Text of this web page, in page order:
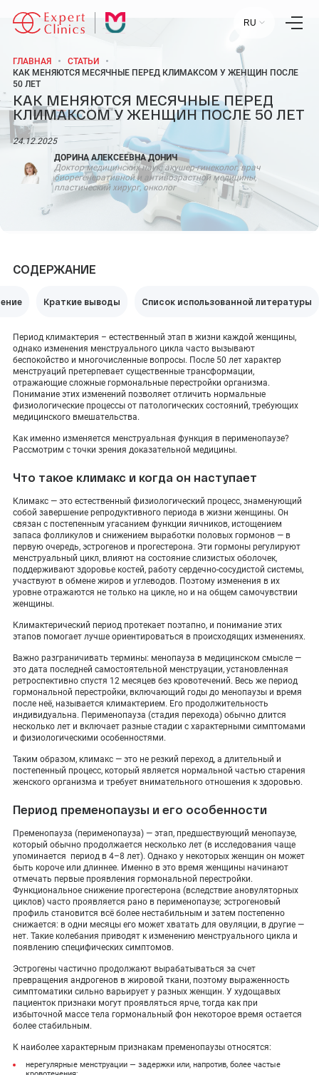
Главная
Услуги
Специалисты
Лаборатория
Статьи
Пресс-центр
Контакты
Отзывы
Научный центр
ПН-ПТ:
ПОКАЗАТЬ НА КАРТЕ
ADMIN@EXPERTCLINICS.RU
RU
ГЛАВНАЯ
СТАТЬИ
КАК МЕНЯЮТСЯ МЕСЯЧНЫЕ ПЕРЕД КЛИМАКСОМ У ЖЕНЩИН ПОСЛЕ
50 ЛЕТ
КАК МЕНЯЮТСЯ МЕСЯЧНЫЕ ПЕРЕД
КЛИМАКСОМ У ЖЕНЩИН ПОСЛЕ 50 ЛЕТ
24.12.2025
ДОРИНА АЛЕКСЕЕВНА ДОНИЧ
Доктор медицинских наук; акушер-гинеколог, врач
биорегенеративной и антивозрастной медицины,
пластический хирург, онколог
СОДЕРЖАНИЕ
Краткие выводы Список использованной литературы
Период климактерия – естественный этап в жизни каждой женщины,
однако изменения менструального цикла часто вызывают
беспокойство и многочисленные вопросы. После 50 лет характер
менструаций претерпевает существенные трансформации,
отражающие сложные гормональные перестройки организма.
Понимание этих изменений позволяет отличить нормальные
физиологические процессы от патологических состояний, требующих
медицинского вмешательства.
Как именно изменяется менструальная функция в перименопаузе?
Рассмотрим с точки зрения доказательной медицины.
Что такое климакс и когда он наступает
Климакс — это естественный физиологический процесс, знаменующий
собой завершение репродуктивного периода в жизни женщины. Он
связан с постепенным угасанием функции яичников, истощением
запаса фолликулов и снижением выработки половых гормонов — в
первую очередь, эстрогенов и прогестерона. Эти гормоны регулируют
менструальный цикл, влияют на состояние слизистых оболочек,
поддерживают здоровье костей, работу сердечно-сосудистой системы,
участвуют в обмене жиров и углеводов. Поэтому изменения в их
уровне отражаются не только на цикле, но и на общем самочувствии
женщины.
Климактерический период протекает поэтапно, и понимание этих
этапов помогает лучше ориентироваться в происходящих изменениях.
Важно разграничивать термины: менопауза в медицинском смысле —
это дата последней самостоятельной менструации, установленная
ретроспективно спустя 12 месяцев без кровотечений. Весь же период
гормональной перестройки, включающий годы до менопаузы и время
после неё, называется климактерием. Его продолжительность
индивидуальна. Перименопауза (стадия перехода) обычно длится
несколько лет и включает разные стадии с характерными симптомами
и физиологическими особенностями.
Таким образом, климакс — это не резкий переход, а длительный и
постепенный процесс, который является нормальной частью старения
женского организма и требует внимательного отношения к здоровью.
Период пременопаузы и его особенности
Пременопауза (перименопауза) — этап, предшествующий менопаузе,
который обычно продолжается несколько лет (в исследования чаще
упоминается период в 4–8 лет). Однако у некоторых женщин он может
быть короче или длиннее. Именно в это время женщины начинают
отмечать первые проявления гормональной перестройки.
Функциональное снижение прогестерона (вследствие ановуляторных
циклов) часто проявляется рано в перименопаузе; эстрогеновый
профиль становится всё более нестабильным и затем постепенно
снижается: в одни месяцы его может хватать для овуляции, в другие —
нет. Такие колебания приводят к изменению менструального цикла и
появлению специфических симптомов.
Эстрогены частично продолжают вырабатываться за счет
превращения андрогенов в жировой ткани, поэтому выраженность
симптоматики сильно варьирует у разных женщин. У худощавых
пациенток признаки могут проявляться ярче, тогда как при
избыточной массе тела гормональный фон некоторое время остается
более стабильным.
К наиболее характерным признакам пременопаузы относятся:
нерегулярные менструации — задержки или, напротив, более частые